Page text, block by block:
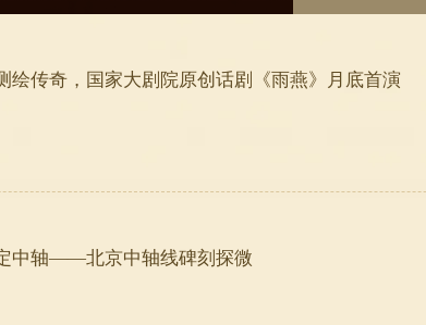
绘传奇，国家大剧院原创话剧《雨燕》月底首演
中轴——北京中轴线碑刻探微